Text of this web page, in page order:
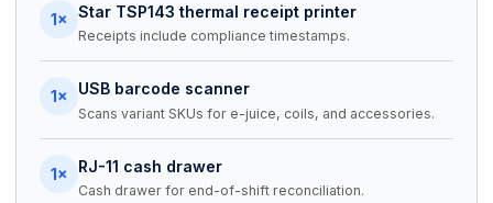
1× Star TSP143 thermal receipt printer
Receipts include compliance timestamps.
1× USB barcode scanner
Scans variant SKUs for e-juice, coils, and accessories.
1× RJ-11 cash drawer
Cash drawer for end-of-shift reconciliation.